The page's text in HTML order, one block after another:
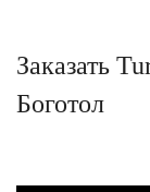
Заказать
Боготол